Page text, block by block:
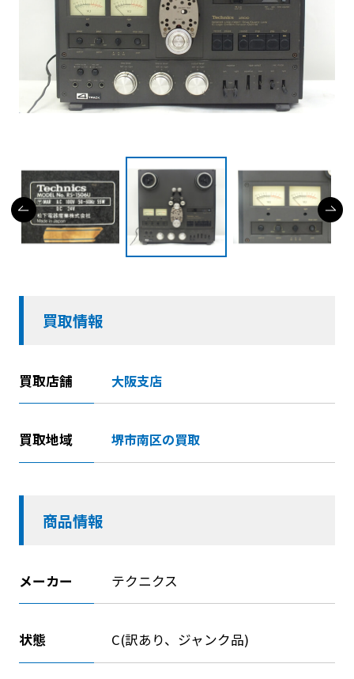
買取情報
買取店舗 大阪支店
買取地域 堺市南区の買取
商品情報
メーカー テクニクス
状態 C(訳あり、ジャンク品)